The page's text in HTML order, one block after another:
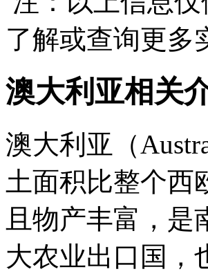
了解或查询更多
澳大利亚相关
澳大利亚（
土面积比整个西
且物产丰富，
大农业出口国，